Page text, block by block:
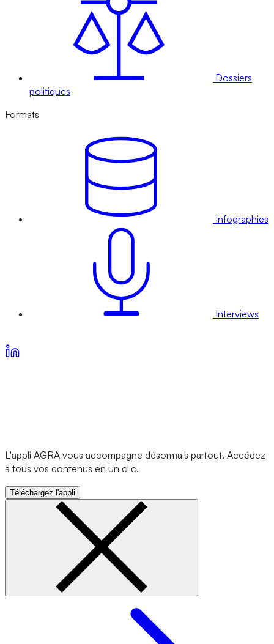
Dossiers
politiques
Formats
Infographies
Interviews
L'appli AGRA vous accompagne désormais partout. Accédez
à tous vos contenus en un clic.
Téléchargez l'appli